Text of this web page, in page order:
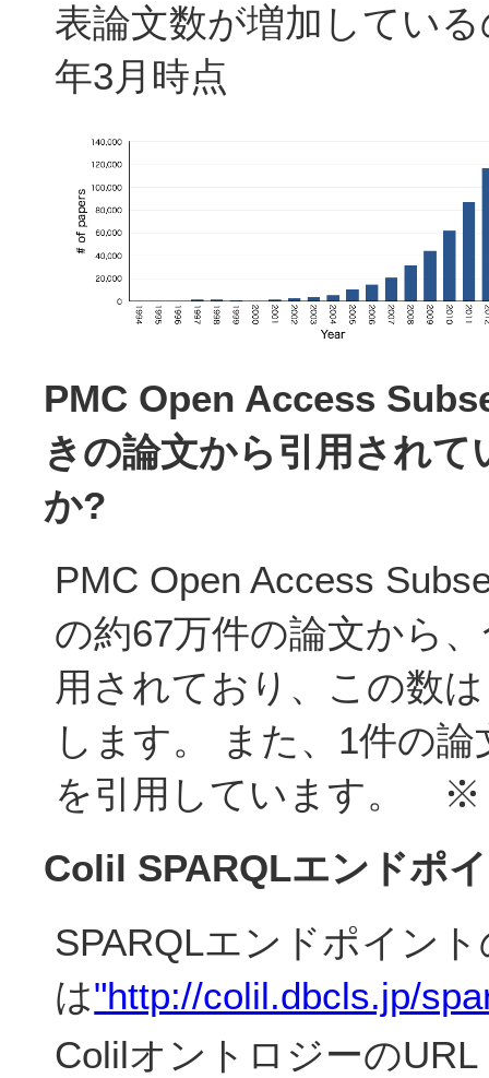
表論文数が増加してい
年3月時点
PMC Open Access
きの論文から引用され
か?
PMC Open Access
の約67万件の論文から
用されており、この数
します。 また、1件の
を引用しています。 ※
Colil SPARQLエンドポ
SPARQLエンドポイン
は"http://colil.dbcls.jp/
ColilオントロジーのURL